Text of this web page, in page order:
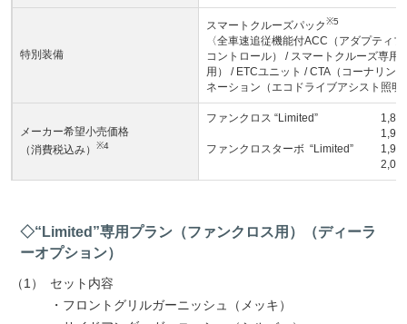
特別装備
スマートクルーズパック※5
〈全車速追従機能付ACC（アダプティ
コントロール） / スマートクルーズ専用
用） / ETCユニット / CTA（コーナリン
ネーション（エコドライブアシスト照明
メーカー希望小売価格
（消費税込み）
※4
ファンクロス “Limited”
ファンクロスターボ “Limited”
◇“Limited”専用プラン（ファンクロス用）（ディーラ
ーオプション）
（1）
セット内容
・フロントグリルガーニッシュ（メッキ）